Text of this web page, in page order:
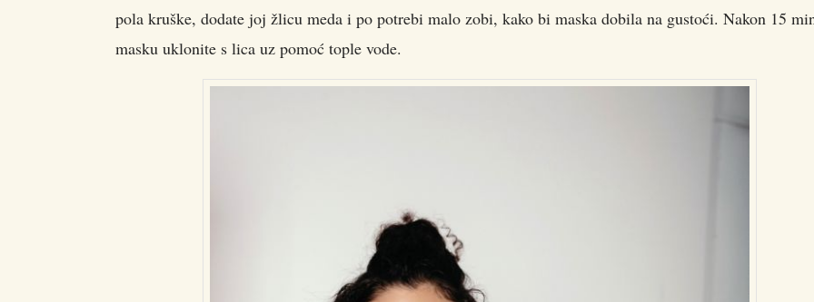
pola kruške, dodate joj žlicu meda i po potrebi malo zobi, kako bi maska dobila na gustoći. Nakon 15
masku uklonite s lica uz pomoć tople vode.